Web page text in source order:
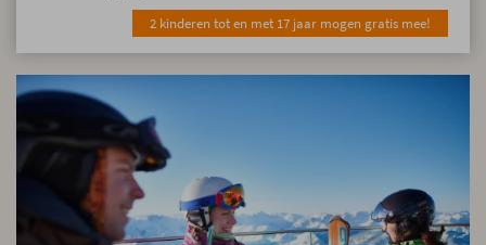
2 kinderen tot en met 17 jaar mogen gratis mee!